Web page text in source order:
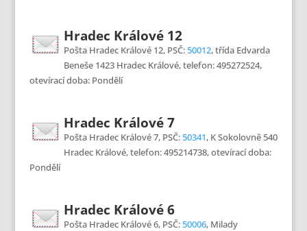
Hradec Králové 12
Pošta Hradec Králové 12, PSČ:50012, třída Edvarda
Beneše 1423 Hradec Králové, telefon: 495272524,
otevírací doba: Pondělí
Hradec Králové 7
Pošta Hradec Králové 7, PSČ:50341, K Sokolovně 540
Hradec Králové, telefon: 495214738, otevírací doba:
Pondělí
Hradec Králové 6
Pošta Hradec Králové 6, PSČ:50006, Milady